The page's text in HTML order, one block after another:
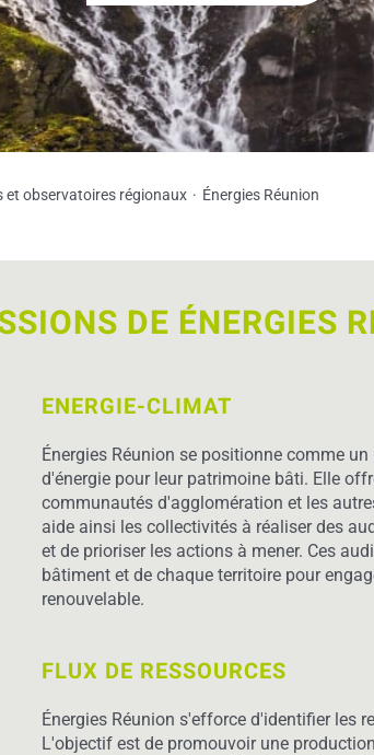
et observatoires régionaux Énergies Réunion
DE ÉNERGIES
ENERGIE-CLIMAT
Énergies Réunion se positionne comme
d'énergie pour leur patrimoine bâti. Elle
communautés d'agglomération et les
aide ainsi les collectivités à réaliser des
et de prioriser les actions à mener. Ces
bâtiment et de chaque territoire pour
renouvelable.
FLUX DE RESSOURCES
Énergies Réunion s'efforce d'identifier les
L'objectif est de promouvoir une